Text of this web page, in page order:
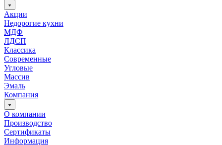
Акции
Недорогие кухни
МДФ
ЛДСП
Классика
Современные
Угловые
Массив
Эмаль
Компания
О компании
Производство
Сертификаты
Информация